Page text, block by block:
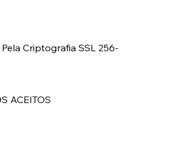
Criptografia SSL 256-
ACEITOS